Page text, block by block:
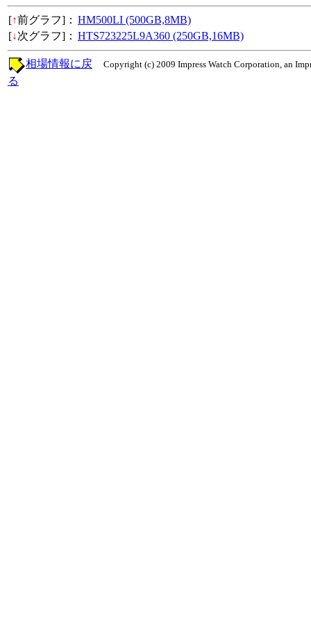
[↑前グラフ]： HM500LI (500GB,8MB)
[↓次グラフ]： HTS723225L9A360 (250GB,16MB)
Copyright (c) 2009 Impress Watch Corporation, an
相場情報に戻
る